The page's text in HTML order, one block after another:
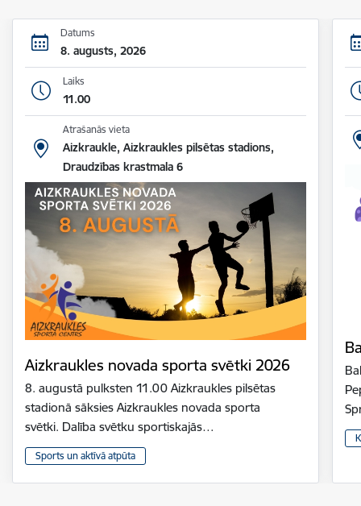
Datums
8. augusts, 2026
Laiks
11.00
Atrašanās vieta
Aizkraukle, Aizkraukles pilsētas stadions,
Draudzības krastmala 6
Aizkraukles novada sporta svētki 2026
8. augustā pulksten 11.00 Aizkraukles pilsētas
stadionā sāksies Aizkraukles novada sporta
svētki. Dalība svētku sportiskajās…
Sports un aktīvā atpūta